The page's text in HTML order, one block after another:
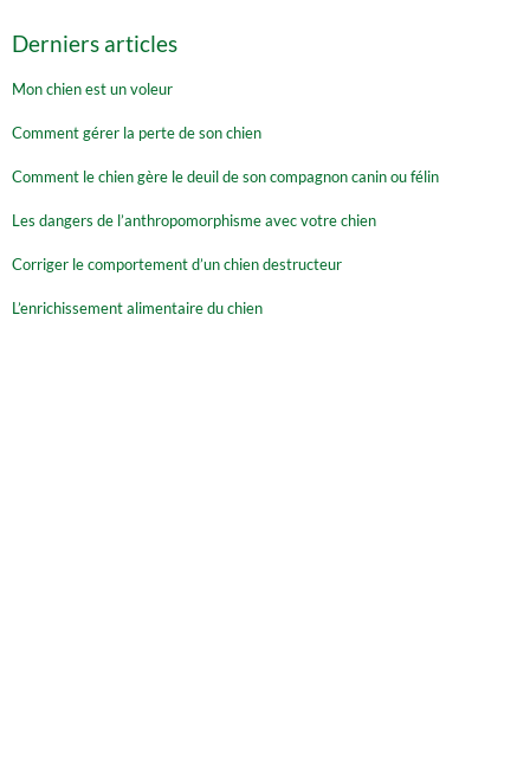
Derniers articles
Mon chien est un voleur
Comment gérer la perte de son chien
Comment le chien gère le deuil de son compagnon canin ou félin
Les dangers de l’anthropomorphisme avec votre chien
Corriger le comportement d’un chien destructeur
L’enrichissement alimentaire du chien